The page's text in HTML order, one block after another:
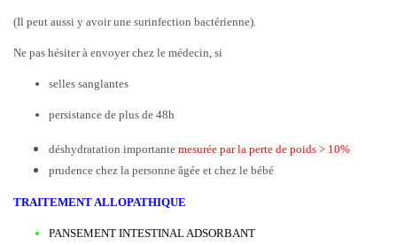
(Il peut aussi y avoir une surinfection bactérienne).
Ne pas hésiter à envoyer chez le médecin, si
selles sanglantes
persistance de plus de 48h
déshydratation importante mesurée par la perte de poids > 10%
prudence chez la personne âgée et chez le bébé
TRAITEMENT ALLOPATHIQUE
PANSEMENT INTESTINAL ADSORBANT